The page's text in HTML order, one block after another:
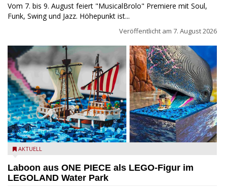
Vom 7. bis 9. August feiert "MusicalBrolo" Premiere mit Soul,
Funk, Swing und Jazz. Höhepunkt ist...
Veröffentlicht am 7. August 2026
Laboon aus ONE PIECE als LEGO-Figur im LEGOLAND Water
AKTUELL
Laboon aus ONE PIECE als LEGO-Figur im
LEGOLAND Water Park